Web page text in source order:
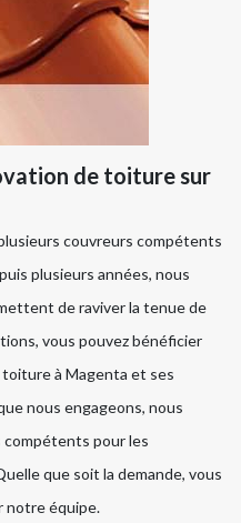
de toiture sur
couvreurs compétents
plusieurs années, nous
de raviver la tenue de
vous pouvez bénéficier
à Magenta et ses
nous engageons, nous
pour les
que soit la demande, vous
notre équipe.